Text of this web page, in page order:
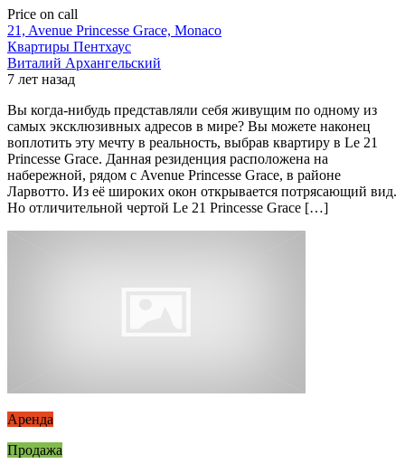
Price on call
21, Avenue Princesse Grace, Monaco
Квартиры Пентхаус
Виталий Архангельский
7 лет назад
Вы когда-нибудь представляли себя живущим по одному из
самых эксклюзивных адресов в мире? Вы можете наконец
воплотить эту мечту в реальность, выбрав квартиру в Le 21
Princesse Grace. Данная резиденция расположена на
набережной, рядом с Avenue Princesse Grace, в районе
Ларвотто. Из её широких окон открывается потрясающий вид.
Но отличительной чертой Le 21 Princesse Grace […]
Аренда
Продажа